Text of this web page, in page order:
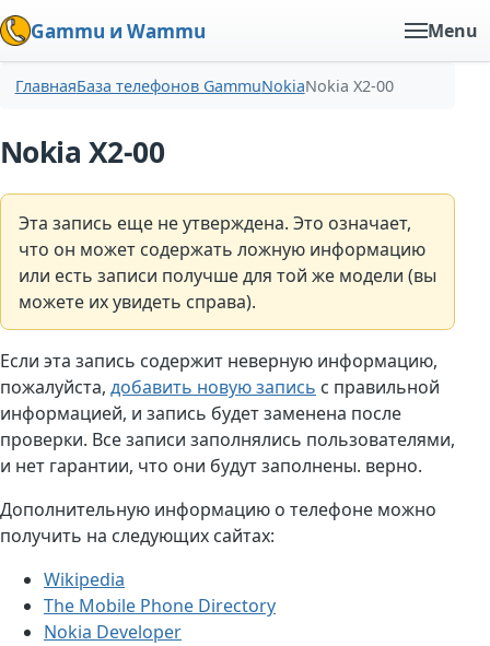
Gammu и Wammu Menu
ГлавнаяБаза телефонов GammuNokiaNokia X2-00
Nokia X2-00
Эта запись еще не утверждена. Это означает,
что он может содержать ложную информацию
или есть записи получше для той же модели (вы
можете их увидеть справа).
Если эта запись содержит неверную информацию,
пожалуйста, добавить новую запись с правильной
информацией, и запись будет заменена после
проверки. Все записи заполнялись пользователями,
и нет гарантии, что они будут заполнены. верно.
Дополнительную информацию о телефоне можно
получить на следующих сайтах:
Wikipedia
The Mobile Phone Directory
Nokia Developer